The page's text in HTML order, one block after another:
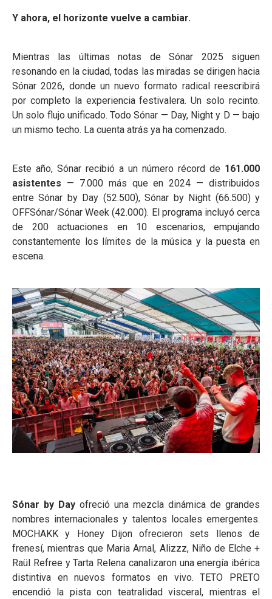
Y ahora, el horizonte vuelve a cambiar.
Mientras las últimas notas de Sónar 2025 siguen
resonando en la ciudad, todas las miradas se dirigen hacia
Sónar 2026, donde un nuevo formato radical reescribirá
por completo la experiencia festivalera. Un solo recinto.
Un solo flujo unificado. Todo Sónar — Day, Night y D — bajo
un mismo techo. La cuenta atrás ya ha comenzado.
Este año, Sónar recibió a un número récord de 161.000
asistentes — 7.000 más que en 2024 — distribuidos
entre Sónar by Day (52.500), Sónar by Night (66.500) y
OFFSónar/Sónar Week (42.000). El programa incluyó cerca
de 200 actuaciones en 10 escenarios, empujando
constantemente los límites de la música y la puesta en
escena.
Sónar by Day ofreció una mezcla dinámica de grandes
nombres internacionales y talentos locales emergentes.
MOCHAKK y Honey Dijon ofrecieron sets llenos de
frenesí, mientras que Maria Arnal, Alizzz, Niño de Elche +
Raül Refree y Tarta Relena canalizaron una energía ibérica
distintiva en nuevos formatos en vivo. TETO PRETO
encendió la pista con teatralidad visceral, mientras el